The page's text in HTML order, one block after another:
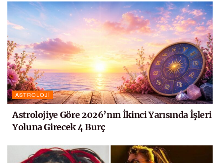
ASTROLOJI
Astrolojiye Göre 2026’nın İkinci Yarısında İşleri
Yoluna Girecek 4 Burç